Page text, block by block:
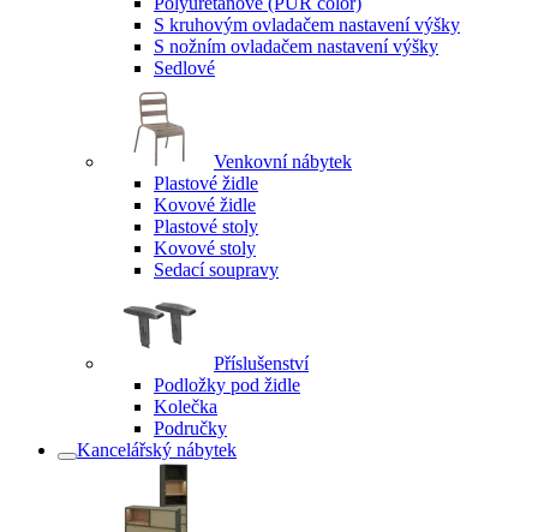
S kruhovým ovladačem nastavení výšky
S nožním ovladačem nastavení výšky
Sedlové
Venkovní nábytek
Plastové židle
Kovové židle
Plastové stoly
Kovové stoly
Sedací soupravy
Příslušenství
Podložky pod židle
Kolečka
Područky
Kancelářský nábytek